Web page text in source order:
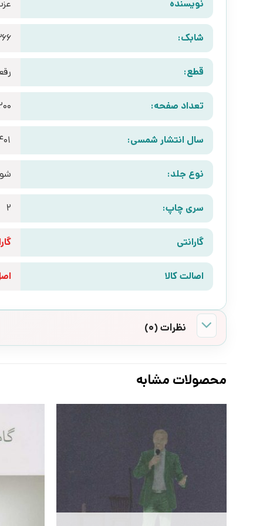
نویسنده
شابک:
قطع:
تعداد صفحه:
سال انتشار شمسی:
نوع جلد:
سری چاپ: 2
گارانتی گارانتی
اصالت کالا
نظرات (0)
محصولات مشابه